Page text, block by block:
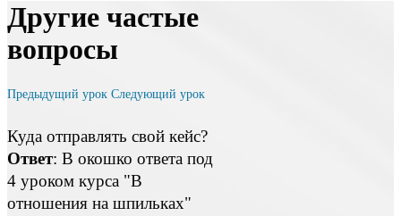
Другие частые
вопросы
Предыдущий урок Следующий урок
Куда отправлять свой кейс?
Ответ: В окошко ответа под
4 уроком курса "В
отношения на шпильках"